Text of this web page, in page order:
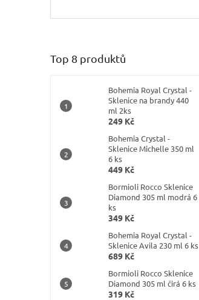
p
e
Top 8 produktů
Bohemia Royal Crystal -
Sklenice na brandy 440
ml 2ks
249 Kč
Bohemia Crystal -
Sklenice Michelle 350 ml
6 ks
449 Kč
Bormioli Rocco Sklenice
Diamond 305 ml modrá 6
ks
349 Kč
Bohemia Royal Crystal -
Sklenice Avila 230 ml 6 ks
689 Kč
Bormioli Rocco Sklenice
Diamond 305 ml čirá 6 ks
319 Kč